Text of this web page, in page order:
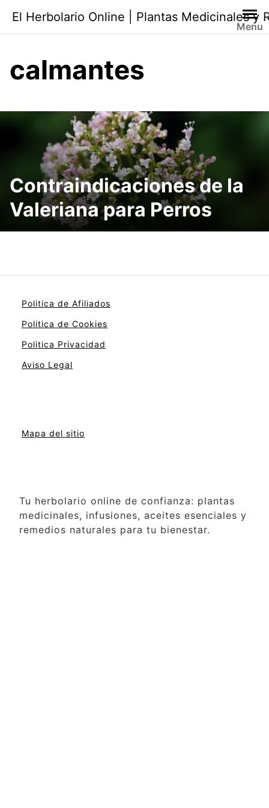
contenido
El Herbolario Online | Plantas Medicinales y
Menu
calmantes
Contraindicaciones de la
Valeriana para Perros
Politica de Afiliados
Politica de Cookies
Politica Privacidad
Aviso Legal
Mapa del sitio
Tu herbolario online de confianza: plantas
medicinales, infusiones, aceites esenciales y
remedios naturales para tu bienestar.